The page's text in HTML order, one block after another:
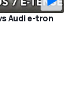
Audi e-tron